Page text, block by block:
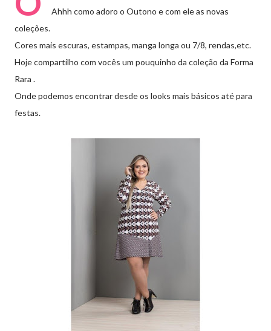
Ahhh como adoro o Outono e com ele as novas
coleções.
Cores mais escuras, estampas, manga longa ou 7/8, rendas,etc.
Hoje compartilho com vocês um pouquinho da coleção da Forma
Rara .
Onde podemos encontrar desde os looks mais básicos até para
festas.